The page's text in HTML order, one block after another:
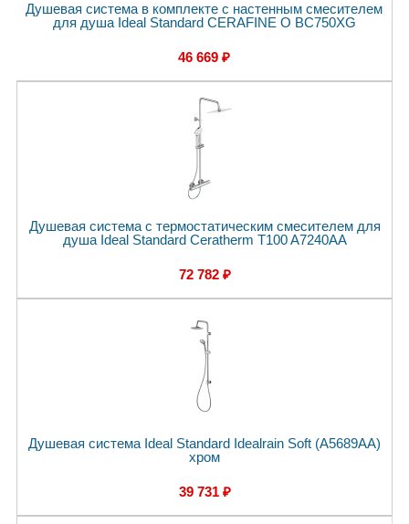
Душевая система в комплекте с настенным смесителем
для душа Ideal Standard CERAFINE O BC750XG
46 669 ₽
Душевая система с термостатическим смесителем для
душа Ideal Standard Ceratherm T100 A7240AA
72 782 ₽
Душевая система Ideal Standard Idealrain Soft (A5689AA)
хром
39 731 ₽